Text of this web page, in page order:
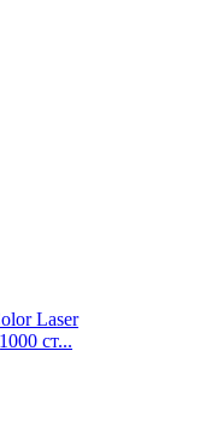
Laser
ст...